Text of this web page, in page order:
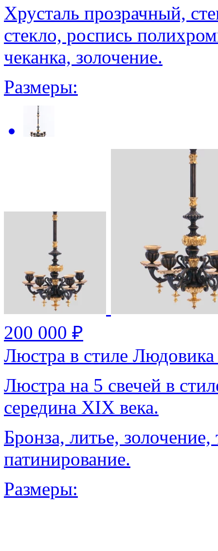
Хрусталь прозрачный,
стекло, роспись
чеканка, золочение.
Размеры:
200 000 ₽
Люстра в стиле
Люстра на 5 свечей в
середина XIX века.
Бронза, литье,
патинирование.
Размеры: